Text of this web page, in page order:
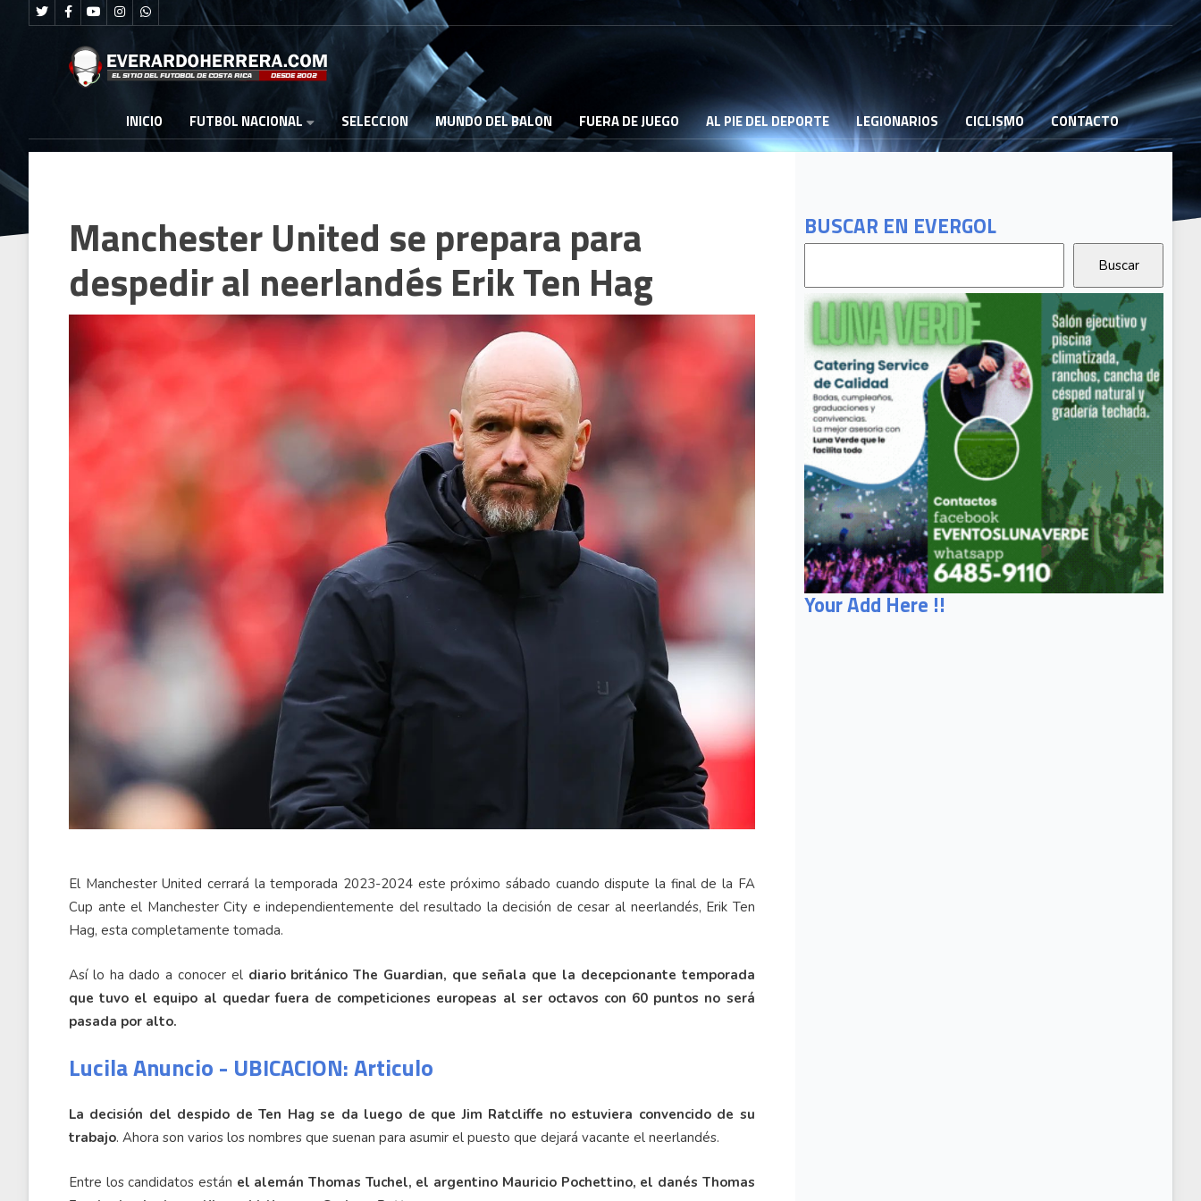
INICIO FUTBOL NACIONAL SELECCION MUNDO DEL BALON FUERA DE JUEGO AL PIE DEL DEPORTE LEGIONARIOS CICLISMO CONTACTO
BUSCAR EN EVERGOL
Your Add Here !!
Manchester United se prepara para
despedir al neerlandés Erik Ten Hag
El Manchester United cerrará la temporada 2023-2024 este próximo sábado cuando dispute la final de la FA
Cup ante el Manchester City e independientemente del resultado la decisión de cesar al neerlandés, Erik Ten
Hag, esta completamente tomada.
Así lo ha dado a conocer eldiario británico The Guardian, que señala que la decepcionante temporada
que tuvo el equipo al quedar fuera de competiciones europeas al ser octavos con 60 puntos no será
pasada por alto.
Lucila Anuncio - UBICACION: Articulo
La decisión del despido de Ten Hag se da luego de que Jim Ratcliffe no estuviera convencido de su
trabajo. Ahora son varios los nombres que suenan para asumir el puesto que dejará vacante el neerlandés.
Entre los candidatos están el alemán Thomas Tuchel, el argentino Mauricio Pochettino, el danés Thomas